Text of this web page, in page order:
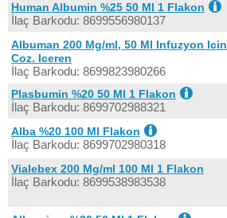
Human Albumin %25 50 Ml 1 Flakon
İlaç Barkodu: 8699556980137
Albuman 200 Mg/ml, 50 Ml Infuzyon Icin
Coz. Iceren
İlaç Barkodu: 8699823980266
Plasbumin %20 50 Ml 1 Flakon
İlaç Barkodu: 8699702988321
Alba %20 100 Ml Flakon
İlaç Barkodu: 8699702980318
Vialebex 200 Mg/ml 100 Ml 1 Flakon
İlaç Barkodu: 8699538983538